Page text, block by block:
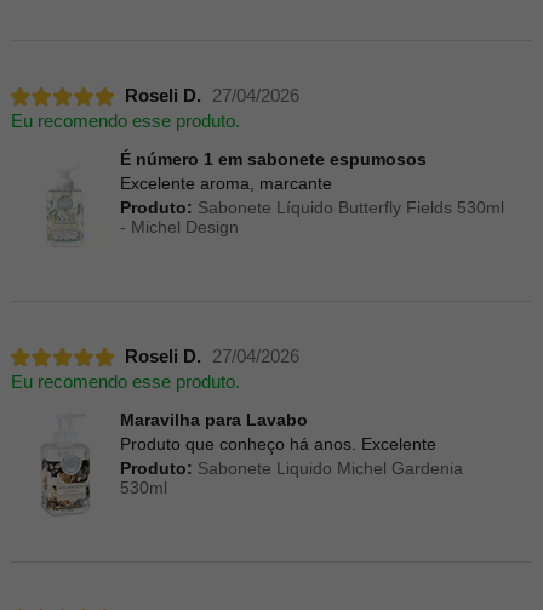
Roseli D.
27/04/2026
Eu recomendo esse produto.
É número 1 em sabonete espumosos
Excelente aroma, marcante
Produto: Sabonete Líquido Butterfly Fields 530ml
- Michel Design
Roseli D.
27/04/2026
Eu recomendo esse produto.
Maravilha para Lavabo
Produto que conheço há anos. Excelente
Produto: Sabonete Liquido Michel Gardenia
530ml